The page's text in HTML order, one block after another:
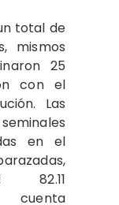
total de
mismos
25
con el
Las
en el
82.11